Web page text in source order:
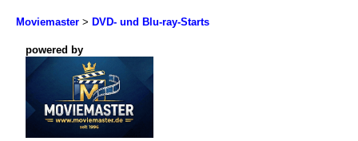
Moviemaster > DVD- und Blu-ray-Starts
powered by